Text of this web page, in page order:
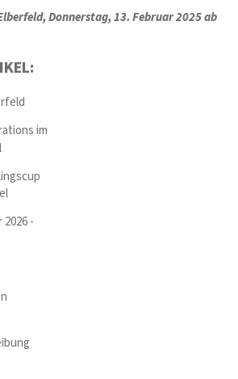
Donnerstag, 13. Februar 2025 ab
im
-